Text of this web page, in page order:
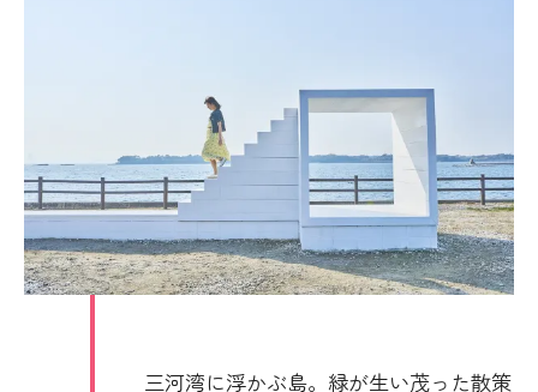
三河湾に浮かぶ島。緑が生い茂った散策